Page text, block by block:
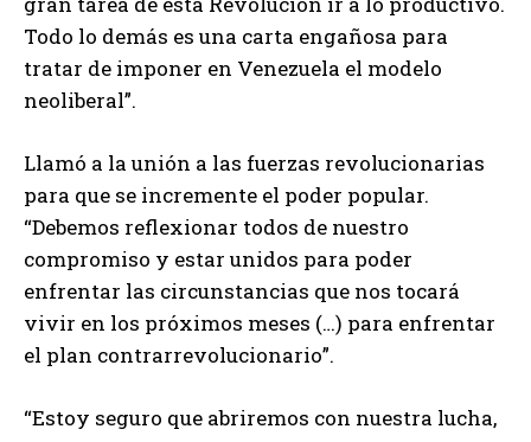
Todo lo demás es una carta engañosa para
tratar de imponer en Venezuela el modelo
neoliberal”.
Llamó a la unión a las fuerzas revolucionarias
para que se incremente el poder popular.
“Debemos reflexionar todos de nuestro
compromiso y estar unidos para poder
enfrentar las circunstancias que nos tocará
vivir en los próximos meses (…) para enfrentar
el plan contrarrevolucionario”.
“Estoy seguro que abriremos con nuestra lucha,